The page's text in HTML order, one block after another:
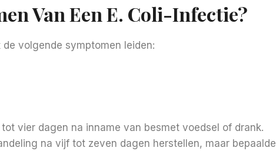
Van Een E. Coli-Infectie?
volgende symptomen leiden:
vier dagen na inname van besmet voedsel of drank.
na vijf tot zeven dagen herstellen, maar bepaalde